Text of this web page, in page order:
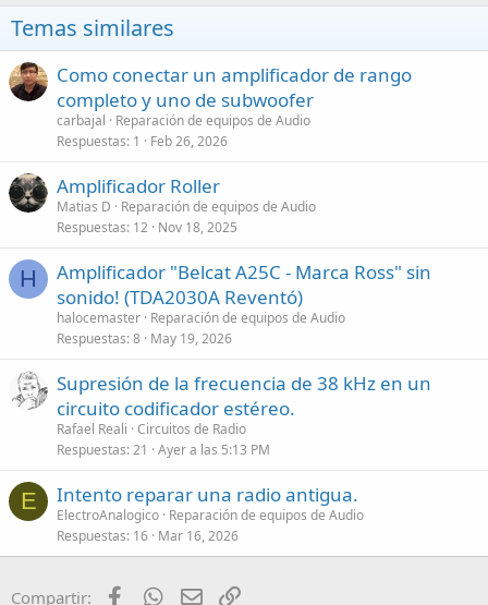
Temas similares
Como conectar un amplificador de rango
completo y uno de subwoofer
carbajal
Reparación de equipos de Audio
Respuestas 1 Feb 26, 2026
Amplificador Roller
Matias D
Reparación de equipos de Audio
Respuestas 12 Nov 18, 2025
H
Amplificador "Belcat A25C - Marca Ross" sin
sonido! (TDA2030A Reventó)
halocemaster Reparación de equipos de Audio
Respuestas 8 May 19, 2026
Supresión de la frecuencia de 38 kHz en un
circuito codificador estéreo.
Rafael Reali Circuitos de Radio
Respuestas 21 Ayer a las 5:13 PM
E Intento reparar una radio antigua.
ElectroAnalogico Reparación de equipos de Audio
Respuestas 16 Mar 16, 2026
Compartir: FacebookWhatsApp
Email